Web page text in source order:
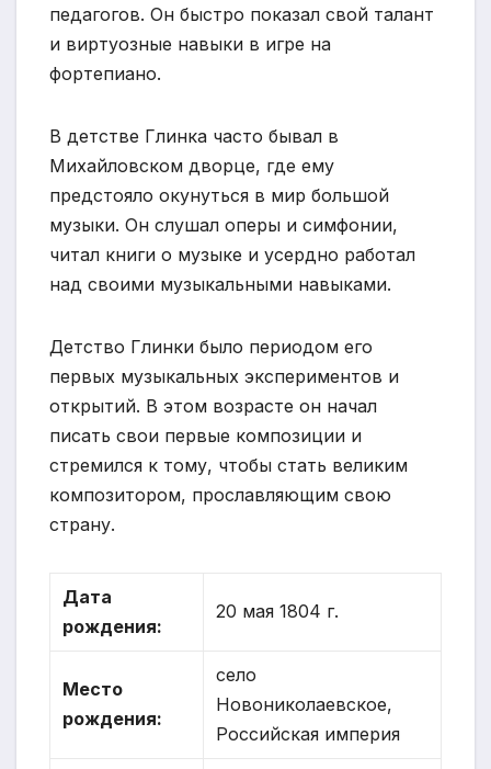
педагогов. Он быстро показал свой талант
и виртуозные навыки в игре на
фортепиано.
В детстве Глинка часто бывал в
Михайловском дворце, где ему
предстояло окунуться в мир большой
музыки. Он слушал оперы и симфонии,
читал книги о музыке и усердно работал
над своими музыкальными навыками.
Детство Глинки было периодом его
первых музыкальных экспериментов и
открытий. В этом возрасте он начал
писать свои первые композиции и
стремился к тому, чтобы стать великим
композитором, прославляющим свою
страну.
Дата
рождения:
20 мая 1804 г.
Место
рождения:
село
Новониколаевское,
Российская империя